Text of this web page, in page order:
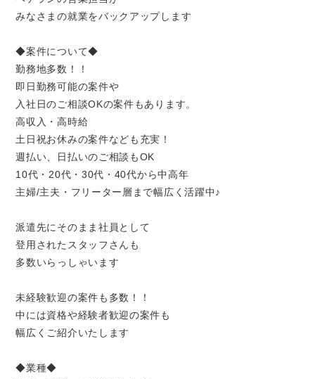
みなさまの就業をバックアップします
◆案件について◆
勤務地多数！！
即日勤務可能の案件や
入社日のご相談OKの案件もあります。
高収入・高時給
土日祝お休みの案件なども充実！
週払い、日払いのご相談もOK
10代・20代・30代・40代から中高年
主婦/主夫・フリーター層まで幅広く活躍中♪
派遣先にそのまま社員として
登用されたスタッフさんも
多数いらっしゃいます
未経験歓迎の案件も多数！！
中には資格や経験者歓迎の案件も
幅広くご紹介いたします
◆業種◆